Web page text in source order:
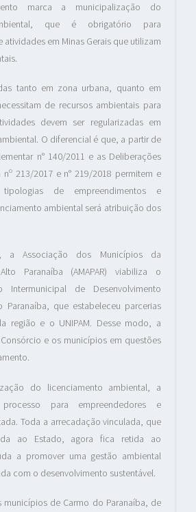
marca a municipalização do
que é obrigatório para
atividades em Minas Gerais que utilizam
tanto em zona urbana, quanto em
de recursos ambientais para
devem ser regularizadas em
O diferencial é que, a partir de
n° 140/2011 e as Deliberações
nº 213/2017 e n° 219/2018 permitem e
de empreendimentos e
ambiental será atribuição dos
a Associação dos Municípios da
Paranaíba (AMAPAR) viabiliza o
Intermunicipal de Desenvolvimento
Paranaíba, que estabeleceu parcerias
região e o UNIPAM. Desse modo, a
e os municípios em questões
do licenciamento ambiental, a
para empreendedores e
Toda a arrecadação vinculada, que
ao Estado, agora fica retida ao
a promover uma gestão ambiental
com o desenvolvimento sustentável.
de Carmo do Paranaíba, de